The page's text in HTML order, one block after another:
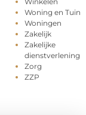
Woning en Tuin
Woningen
Zakelijk
Zakelijke
dienstverlening
Zorg
ZZP